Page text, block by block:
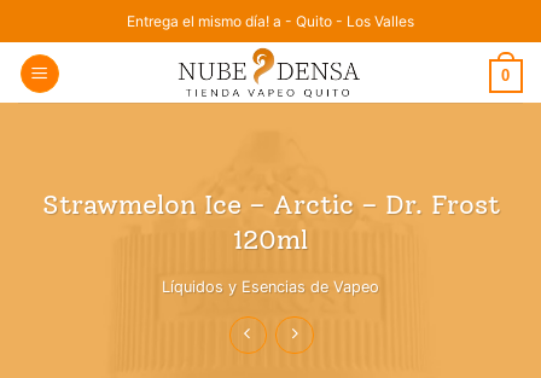
contenido
Entrega el mismo día! a - Quito - Los Valles
0
Strawmelon Ice – Arctic – Dr. Frost
120ml
Líquidos y Esencias de Vapeo